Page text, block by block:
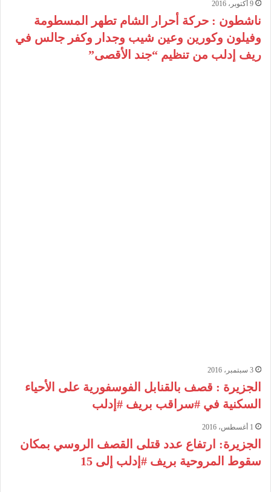
9 أكتوبر، 2016
ناشطون : حركة أحرار الشام تطهر المسطومة
وفيلون وكورين وعين شيب وجدار وكفر جالس في
ريف إدلب من تنظيم “جند الأقصى”
3 سبتمبر، 2016
الجزيرة : قصف بالقنابل الفوسفورية على الأحياء
السكنية في #سراقب بريف #إدلب
1 أغسطس، 2016
الجزيرة: ارتفاع عدد قتلى القصف الروسي بمكان
سقوط المروحية بريف #إدلب إلى 15